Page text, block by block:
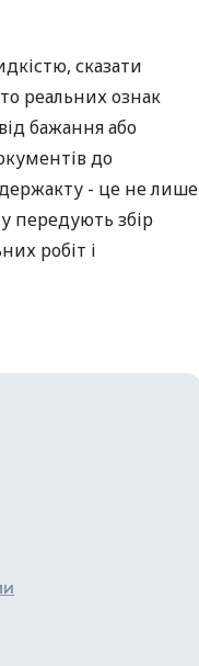
сказати
реальних ознак
бажання або
до
- це не лише
передують збір
робіт і